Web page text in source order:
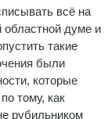
всё на
думе и
такие
были
которые
тому, как
рубильником